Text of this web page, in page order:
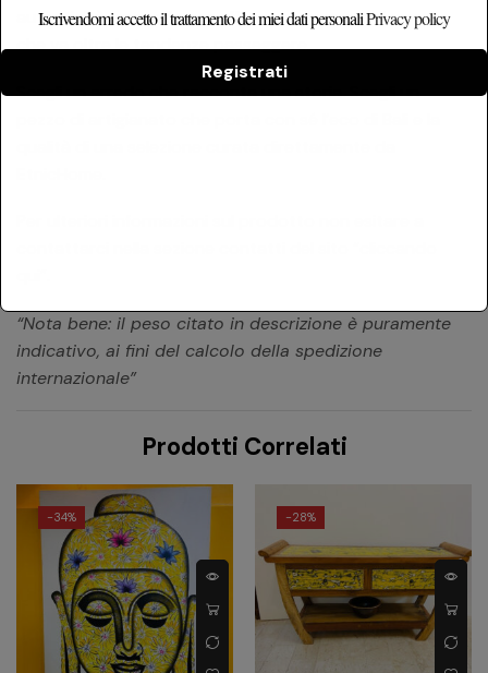
autenticità, un modo per affermare un gusto ricercato
che va oltre le tendenze passeggere.
Scegli un arredo che racconta una storia. Scegli un
“Nota bene: il peso citato in descrizione è puramente
indicativo, ai fini del calcolo della spedizione
internazionale”
Prodotti Correlati
-34% -28%
Iscrivendomi accetto il trattamento dei miei dati personaliPrivacy policy
Registrati